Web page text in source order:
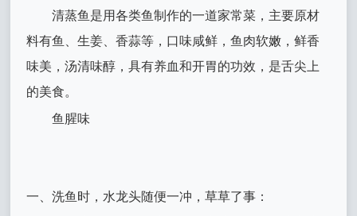
清蒸鱼是用各类鱼制作的一道家常菜，主要原材
料有鱼、生姜、香蒜等，口味咸鲜，鱼肉软嫩，鲜香
味美，汤清味醇，具有养血和开胃的功效，是舌尖上
的美食。
鱼腥味
一、洗鱼时，水龙头随便一冲，草草了事：